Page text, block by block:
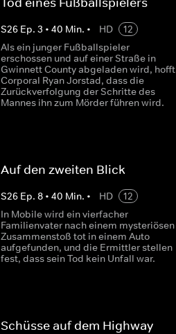
S26 Ep. 3 • 40 Min. • HD
12
Als ein junger Fußballspieler
erschossen und auf einer Straße in
Gwinnett County abgeladen wird, hofft
Corporal Ryan Jorstad, dass die
Zurückverfolgung der Schritte des
Mannes ihn zum Mörder führen wird.
Auf den zweiten Blick
S26 Ep. 8• 40 Min. • HD
12
In Mobile wird ein vierfacher
Familienvater nach einem mysteriösen
Zusammenstoß tot in einem Auto
aufgefunden, und die Ermittler stellen
fest, dass sein Tod kein Unfall war.
Schüsse auf dem Highway